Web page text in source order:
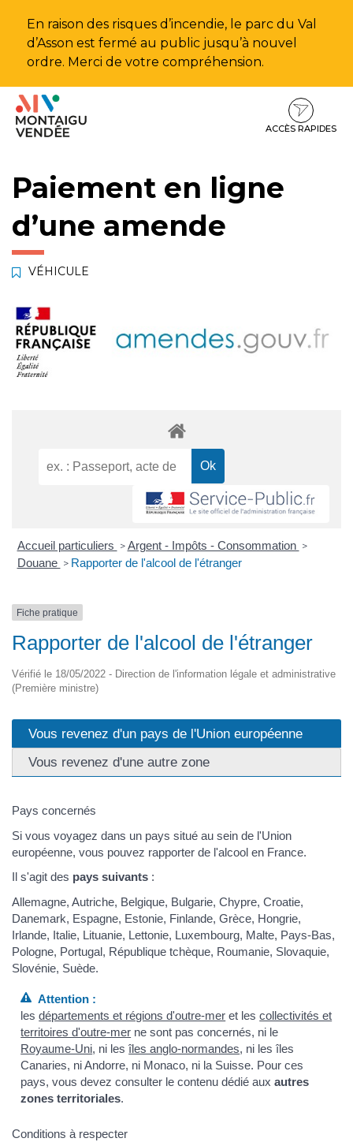
En raison des risques d’incendie, le parc du Val
d’Asson est fermé au public jusqu’à nouvel
ordre. Merci de votre compréhension.
Aller
Aller
contenu
Aller
pied
ACCÈS RAPIDES
Paiement en ligne
d’une amende
VÉHICULE
Accueil particuliers > Argent - Impôts - Consommation >
Douane > Rapporter de l'alcool de l'étranger
Fiche pratique
Rapporter de l'alcool de l'étranger
Vérifié le 18/05/2022 - Direction de l'information légale et administrative
(Première ministre)
Vous revenez d'un pays de l'Union européenne
Vous revenez d'une autre zone
Pays concernés
Si vous voyagez dans un pays situé au sein de l'Union
européenne, vous pouvez rapporter de l'alcool en France.
Il s'agit des pays suivants :
Allemagne, Autriche, Belgique, Bulgarie, Chypre, Croatie,
Danemark, Espagne, Estonie, Finlande, Grèce, Hongrie,
Irlande, Italie, Lituanie, Lettonie, Luxembourg, Malte, Pays-Bas,
Pologne, Portugal, République tchèque, Roumanie, Slovaquie,
Slovénie, Suède.
Attention :
lesdépartements et régions d'outre-mer et lescollectivités et
territoires d'outre-mer ne sont pas concernés, ni le
Royaume-Uni, ni lesîles anglo-normandes, ni les îles
Canaries, ni Andorre, ni Monaco, ni la Suisse. Pour ces
pays, vous devez consulter le contenu dédié auxautres
zones territoriales.
Conditions à respecter